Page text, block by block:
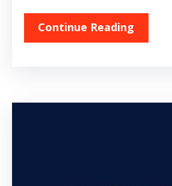
Continue Reading